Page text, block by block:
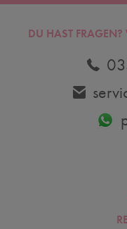
DU HAST FRAGEN?